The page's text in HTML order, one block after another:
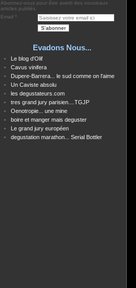
Abonnez-vous pour être averti des nouveaux
articles publiés.
Email
Evadons Nous...
Le blog d'Olif
Cavus vinifera
Dupere-Barrera... le sud comme on l'aime
Un Caviste absolu
les degustateurs.com
tres grand jury parisien....TGJP
Oenotropie... une mine
boire et manger mais deguster
Le grand jury européen
degustation marathon... Serial Bottler